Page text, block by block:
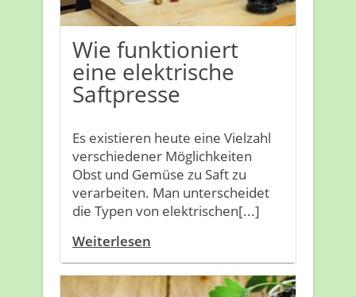
Wie funktioniert
eine elektrische
Saftpresse
Es existieren heute eine Vielzahl
verschiedener Möglichkeiten
Obst und Gemüse zu Saft zu
verarbeiten. Man unterscheidet
die Typen von elektrischen[...]
Weiterlesen